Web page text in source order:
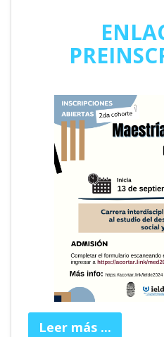
Leer más ...